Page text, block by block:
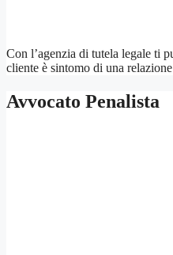
Con l’agenzia di tutela legale ti
cliente è sintomo di una
Avvocato Penalista